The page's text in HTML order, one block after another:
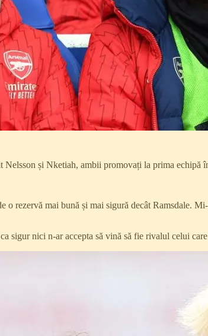
Nelsson și Nketiah, ambii promovați la prima echipă
o rezervă mai bună și mai sigură decât Ramsdale.
sigur nici n-ar accepta să vină să fie rivalul celui